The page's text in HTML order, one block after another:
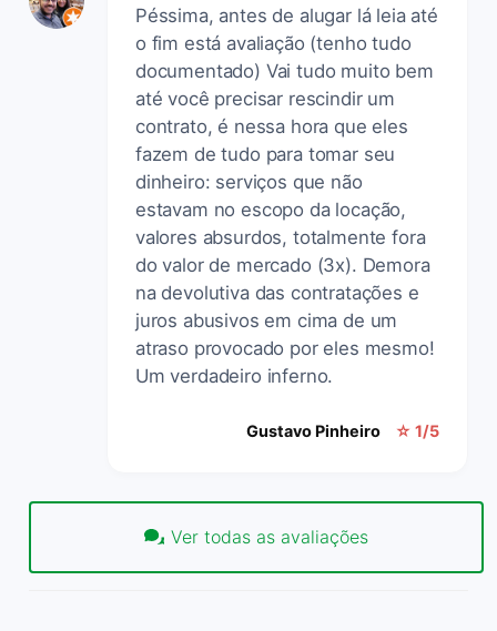
Péssima, antes de alugar lá leia até
o fim está avaliação (tenho tudo
documentado) Vai tudo muito bem
até você precisar rescindir um
contrato, é nessa hora que eles
fazem de tudo para tomar seu
dinheiro: serviços que não
estavam no escopo da locação,
valores absurdos, totalmente fora
do valor de mercado (3x). Demora
na devolutiva das contratações e
juros abusivos em cima de um
atraso provocado por eles mesmo!
Um verdadeiro inferno.
Gustavo Pinheiro ☆ 1/5
Ver todas as avaliações